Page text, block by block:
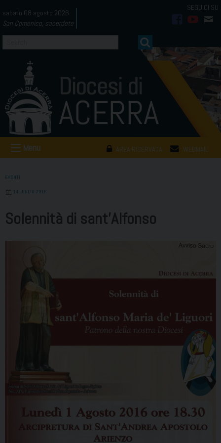
to
content
sabato 08 agosto 2026
San Domenico, sacerdote
AREA RISERVATA WEBMAIL
Menu
EVENTI
14 LUGLIO 2016
Solennità di sant’Alfonso